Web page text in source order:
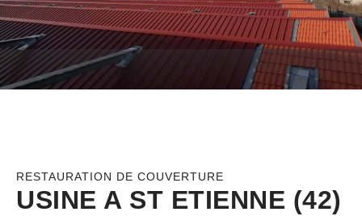
RESTAURATION DE COUVERTURE
USINE A ST ETIENNE (42)